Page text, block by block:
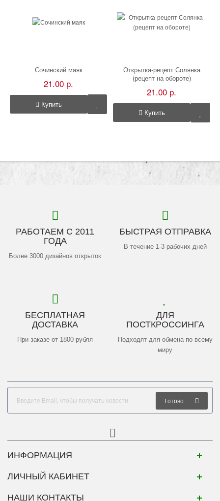
Сочинский маяк
21.00 р.
Купить
Открытка-рецепт Солянка
(рецепт на обороте)
21.00 р.
Купить
РАБОТАЕМ С 2011
ГОДА
Более 3000 дизайнов открыток
БЫСТРАЯ ОТПРАВКА
В течение 1-3 рабочих дней
БЕСПЛАТНАЯ
ДОСТАВКА
При заказе от 1800 рубля
ДЛЯ
ПОСТКРОССИНГА
Подходят для обмена по всему
миру
Готово
ИНФОРМАЦИЯ
ЛИЧНЫЙ КАБИНЕТ
НАШИ КОНТАКТЫ